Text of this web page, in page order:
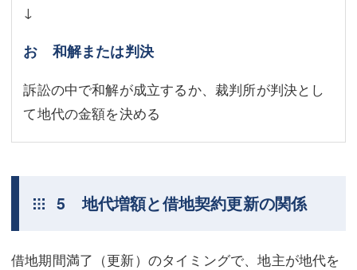
↓
お 和解または判決
訴訟の中で和解が成立するか、裁判所が判決とし
て地代の金額を決める
5 地代増額と借地契約更新の関係
借地期間満了（更新）のタイミングで、地主が地代を